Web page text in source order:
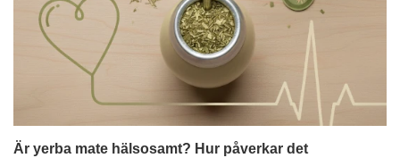
Är yerba mate hälsosamt? Hur påverkar det